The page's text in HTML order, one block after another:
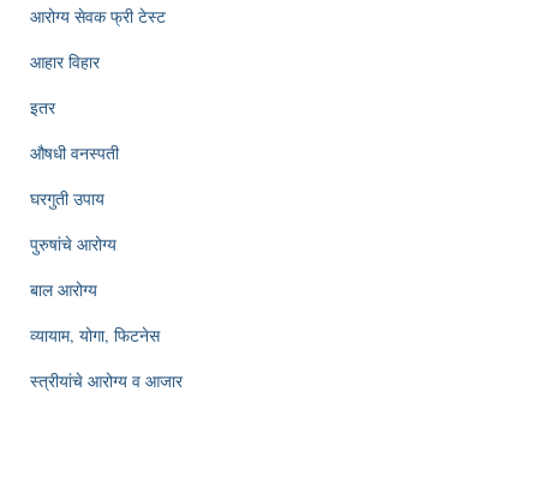
आरोग्य सेवक फ्री टेस्ट
आहार विहार
इतर
औषधी वनस्पती
घरगुती उपाय
पुरुषांचे आरोग्य
बाल आरोग्य
व्यायाम, योगा, फिटनेस
स्त्रीयांचे आरोग्य व आजार